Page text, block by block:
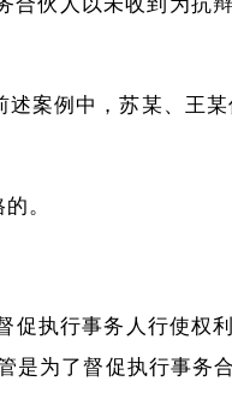
案例中，苏某、王
。
促执行事务人行使权
为了督促执行事务